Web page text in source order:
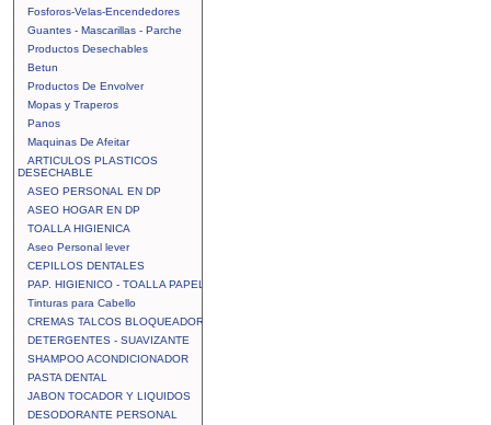
Fosforos-Velas-Encendedores
Guantes - Mascarillas - Parche
Productos Desechables
Betun
Productos De Envolver
Mopas y Traperos
Panos
Maquinas De Afeitar
ARTICULOS PLASTICOS
DESECHABLE
ASEO PERSONAL EN DP
ASEO HOGAR EN DP
TOALLA HIGIENICA
Aseo Personal lever
CEPILLOS DENTALES
PAP. HIGIENICO - TOALLA PAPEL
Tinturas para Cabello
CREMAS TALCOS BLOQUEADOR
DETERGENTES - SUAVIZANTE
SHAMPOO ACONDICIONADOR
PASTA DENTAL
JABON TOCADOR Y LIQUIDOS
DESODORANTE PERSONAL